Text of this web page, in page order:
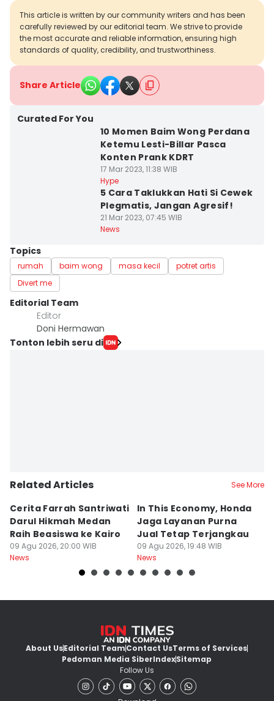
This article is written by our community writers and has been
carefully reviewed by our editorial team. We strive to provide
the most accurate and reliable information, ensuring high
standards of quality, credibility, and trustworthiness.
Share Article
Curated For You
10 Momen Baim Wong Perdana
Ketemu Lesti-Billar Pasca
Konten Prank KDRT
17 Mar 2023, 11:38 WIB
Hype
5 Cara Taklukkan Hati Si Cewek
Plegmatis, Jangan Agresif!
21 Mar 2023, 07:45 WIB
News
Topics
rumah baim wong masa kecil
potret artis
Divert me
Editorial Team
Editor
Doni Hermawan
Tonton lebih seru di
Related Articles See More
Cerita Farrah Santriwati
Darul Hikmah Medan
Raih Beasiswa ke Kairo
09 Agu 2026, 20:00 WIB
News
In This Economy, Honda
Jaga Layanan Purna
Jual Tetap Terjangkau
09 Agu 2026, 19:48 WIB
News
About UsEditorial TeamContact UsTerms of Services
Pedoman Media SiberIndexSitemap
Follow Us